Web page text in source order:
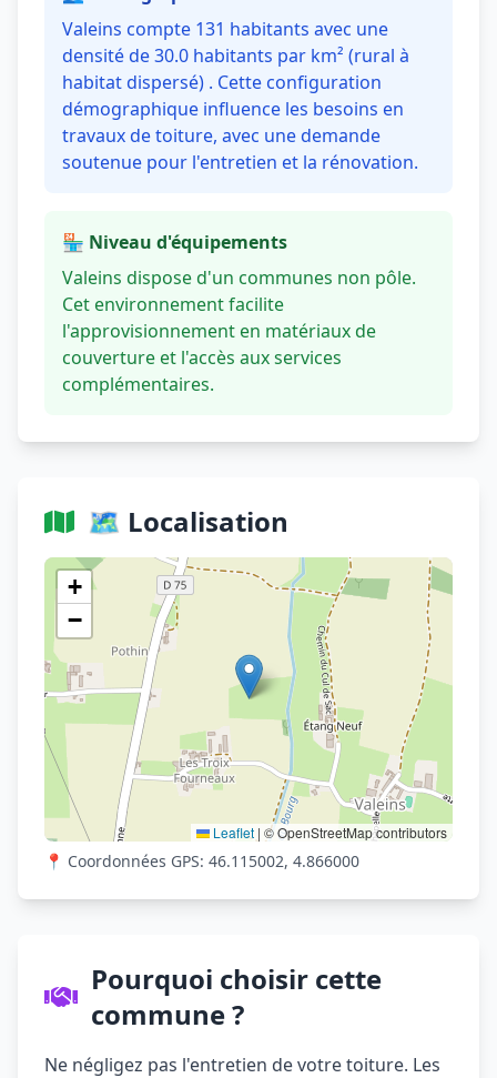
Valeins compte 131 habitants avec une
densité de 30.0 habitants par km² (rural à
habitat dispersé) . Cette configuration
démographique influence les besoins en
travaux de toiture, avec une demande
soutenue pour l'entretien et la rénovation.
🏪 Niveau d'équipements
Valeins dispose d'un communes non pôle.
Cet environnement facilite
l'approvisionnement en matériaux de
couverture et l'accès aux services
complémentaires.
🗺️ Localisation
+
−
Leaflet | © OpenStreetMap contributors
Voir sur OpenStreetMap
📍 Coordonnées GPS: 46.115002, 4.866000
Pourquoi choisir cette
commune ?
Ne négligez pas l'entretien de votre toiture. Les